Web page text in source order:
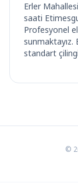
Erler
saati
Profesyonel
sunmaktayız.
standart
©